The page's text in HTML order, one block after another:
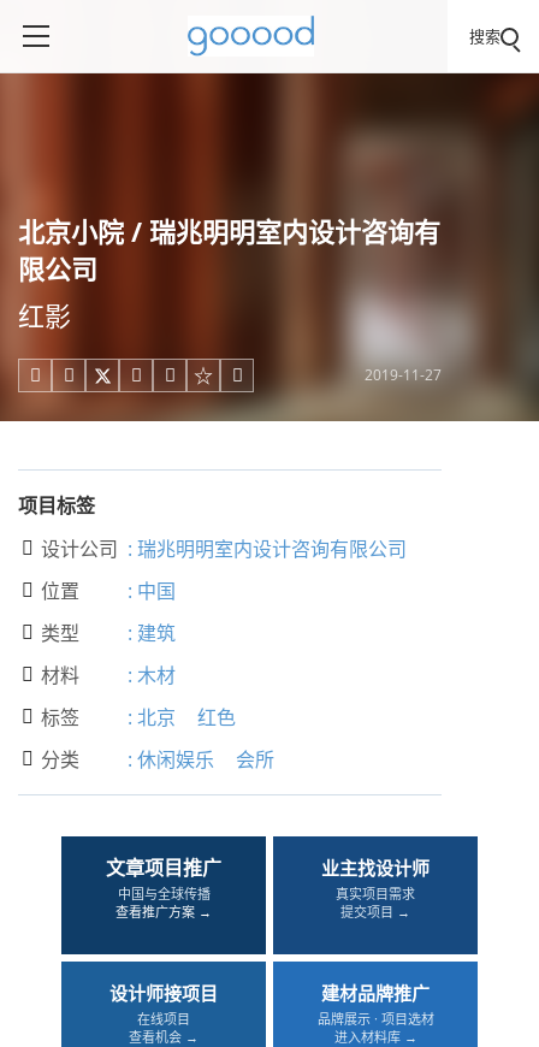
搜索
北京小院 / 瑞兆明明室内设计咨询有
限公司
红影
     2019-11-27
项目标签
 设计公司 : 瑞兆明明室内设计咨询有限公司
 位置 : 中国
 类型 : 建筑
 材料 : 木材
 标签 : 北京 红色
 分类 : 休闲娱乐 会所
文章项目推广
中国与全球传播
查看推广方案 →
业主找设计师
真实项目需求
提交项目 →
设计师接项目
在线项目
查看机会 →
建材品牌推广
品牌展示 · 项目选材
进入材料库 →